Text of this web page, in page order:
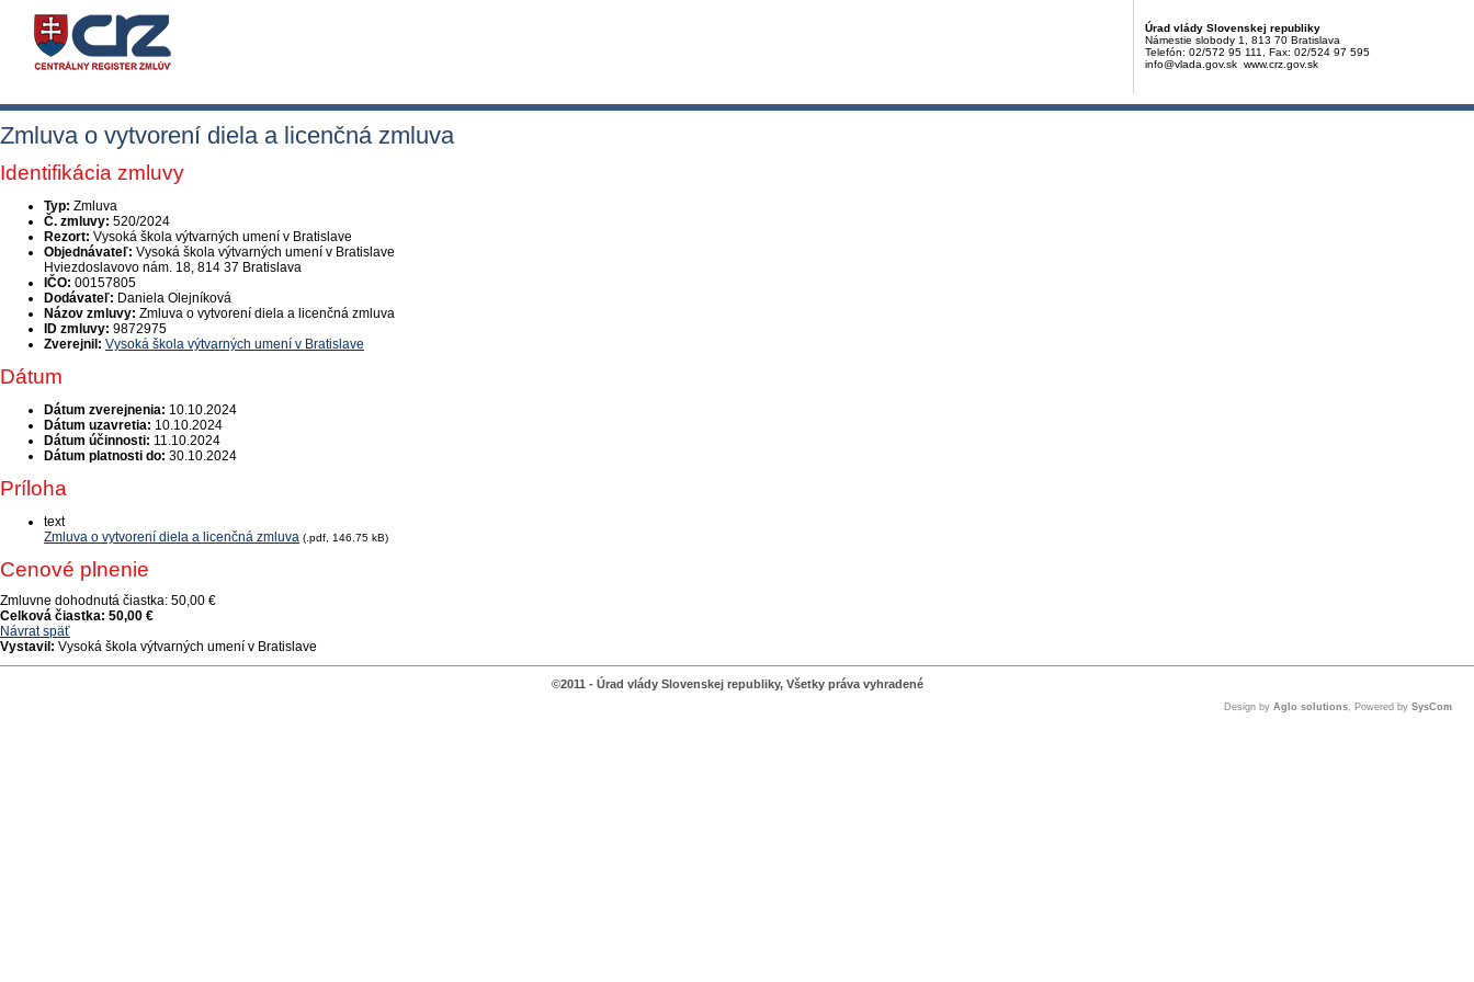
Úrad vlády Slovenskej republiky
Námestie slobody 1, 813 70 Bratislava
Telefón: 02/572 95 111, Fax: 02/524 97 595
info@vlada.gov.sk www.crz.gov.sk
Zmluva o vytvorení diela a licenčná zmluva
Identifikácia zmluvy
Typ: Zmluva
Č. zmluvy: 520/2024
Rezort: Vysoká škola výtvarných umení v Bratislave
Objednávateľ: Vysoká škola výtvarných umení v Bratislave
Hviezdoslavovo nám. 18, 814 37 Bratislava
IČO: 00157805
Dodávateľ: Daniela Olejníková
Názov zmluvy: Zmluva o vytvorení diela a licenčná zmluva
ID zmluvy: 9872975
Zverejnil: Vysoká škola výtvarných umení v Bratislave
Dátum
Dátum zverejnenia: 10.10.2024
Dátum uzavretia: 10.10.2024
Dátum účinnosti: 11.10.2024
Dátum platnosti do: 30.10.2024
Príloha
text
Zmluva o vytvorení diela a licenčná zmluva (.pdf, 146.75 kB)
Cenové plnenie
Zmluvne dohodnutá čiastka: 50,00 €
Celková čiastka: 50,00 €
Návrat späť
Vystavil: Vysoká škola výtvarných umení v Bratislave
©2011 - Úrad vlády Slovenskej republiky, Všetky práva vyhradené
Design by Aglo solutions, Powered by SysCom